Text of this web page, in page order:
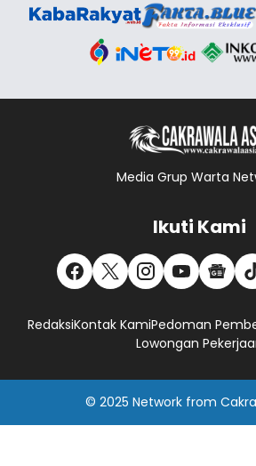
Media Grup Warta
Ikuti Kami
RedaksiKontak KamiPedoman
Lowongan
© 2025 Networkfrom